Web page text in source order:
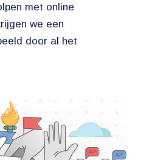
met online
we een
door al het